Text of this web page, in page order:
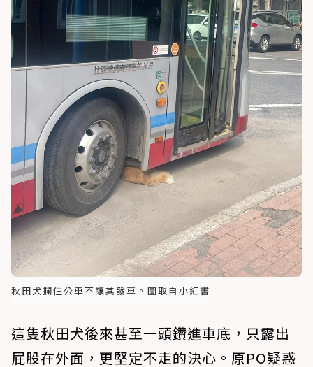
秋田犬攔住公車不讓其發車。圖取自小紅書
這隻秋田犬後來甚至一頭鑽進車底，只露出
屁股在外面，更堅定不走的決心。原PO疑惑